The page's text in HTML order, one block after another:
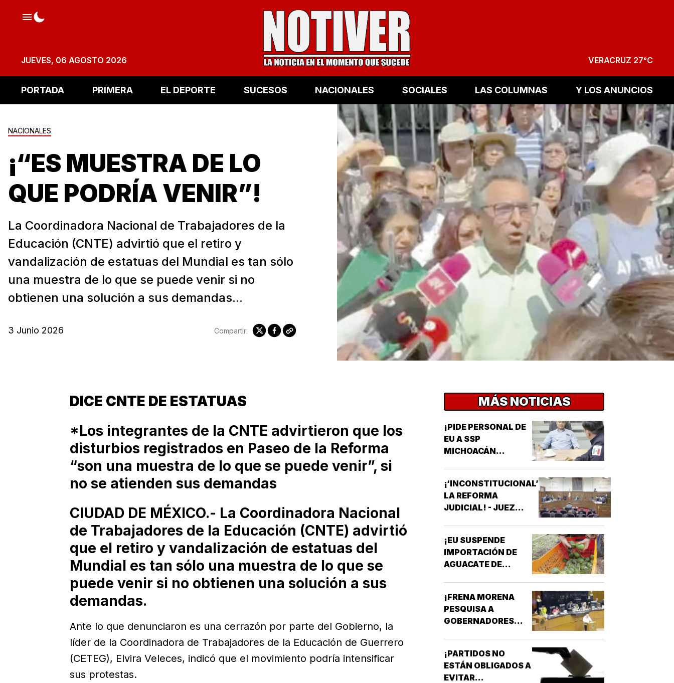
JUEVES, 06 AGOSTO 2026 VERACRUZ 27°C
PORTADA PRIMERA EL DEPORTE SUCESOS NACIONALES SOCIALES LAS COLUMNAS Y LOS ANUNCIOS
NACIONALES
¡“ES MUESTRA DE LO
QUE PODRÍA VENIR”!
La Coordinadora Nacional de Trabajadores de la
Educación (CNTE) advirtió que el retiro y
vandalización de estatuas del Mundial es tan sólo
una muestra de lo que se puede venir si no
obtienen una solución a sus demandas...
3 Junio 2026 Compartir:
DICE CNTE DE ESTATUAS
*Los integrantes de la CNTE advirtieron que los
disturbios registrados en Paseo de la Reforma
“son una muestra de lo que se puede venir”, si
no se atienden sus demandas
CIUDAD DE MÉXICO.- La Coordinadora Nacional
de Trabajadores de la Educación (CNTE) advirtió
que el retiro y vandalización de estatuas del
Mundial es tan sólo una muestra de lo que se
puede venir si no obtienen una solución a sus
demandas.
Ante lo que denunciaron es una cerrazón por parte del Gobierno, la
líder de la Coordinadora de Trabajadores de la Educación de Guerrero
(CETEG), Elvira Veleces, indicó que el movimiento podría intensificar
sus protestas.
MÁS NOTICIAS
¡PIDE PERSONAL DE
EU A SSP
MICHOACÁN
¡‘INCONSTITUCIONAL’
LA REFORMA
JUDICIAL! - JUEZ
¡EU SUSPENDE
IMPORTACIÓN DE
AGUACATE DE
¡FRENA MORENA
PESQUISA A
GOBERNADORES
¡PARTIDOS NO
ESTÁN OBLIGADOS A
EVITAR